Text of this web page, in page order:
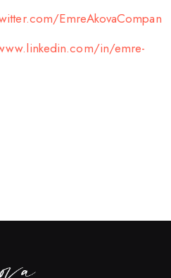
EmreAkovaCompan
in/emre-